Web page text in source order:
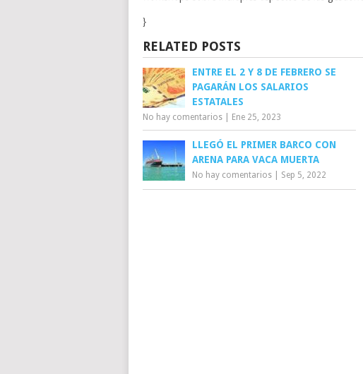
}
RELATED POSTS
ENTRE EL 2 Y 8 DE FEBRERO SE
PAGARÁN LOS SALARIOS
ESTATALES
No hay comentarios Ene 25, 2023
LLEGÓ EL PRIMER BARCO CON
ARENA PARA VACA MUERTA
No hay comentarios Sep 5, 2022